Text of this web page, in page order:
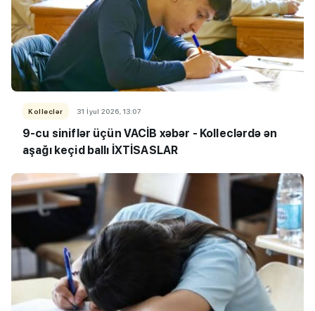
Kolleclər 31 İyul 2026, 13:07
9-cu siniflər üçün VACİB xəbər - Kolleclərdə ən
aşağı keçid ballı İXTİSASLAR